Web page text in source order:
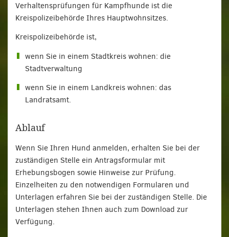
Verhaltensprüfungen für Kampfhunde ist die
Kreispolizeibehörde Ihres Hauptwohnsitzes.
Kreispolizeibehörde ist,
wenn Sie in einem Stadtkreis wohnen: die
Stadtverwaltung
wenn Sie in einem Landkreis wohnen: das
Landratsamt.
Ablauf
Wenn Sie Ihren Hund anmelden, erhalten Sie bei der
zuständigen Stelle ein Antragsformular mit
Erhebungsbogen sowie Hinweise zur Prüfung.
Einzelheiten zu den notwendigen Formularen und
Unterlagen erfahren Sie bei der zuständigen Stelle. Die
Unterlagen stehen Ihnen auch zum Download zur
Verfügung.